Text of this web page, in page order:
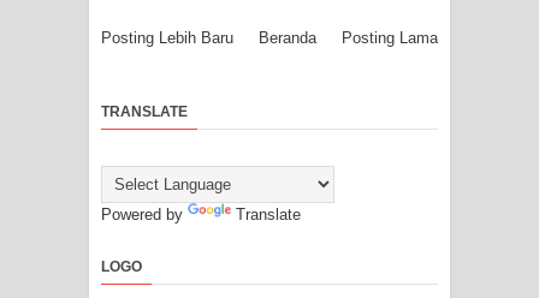
Posting Lebih Baru Posting Lama
Beranda
TRANSLATE
Powered by Translate
LOGO